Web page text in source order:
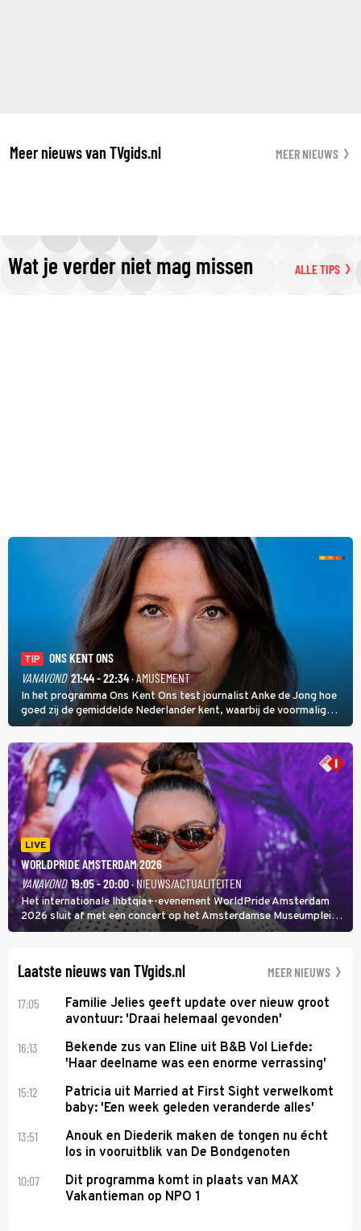
Meer nieuws van TVgids.nl MEER NIEUWS
Wat je verder niet mag missen ALLE TIPS
TIP
ONS KENT ONS
VANAVOND 21:44 - 22:34· AMUSEMENT
In het programma Ons Kent Ons test journalist Anke de Jong hoe
goed zij de gemiddelde Nederlander kent, waarbij de voormalig
hoofdredacteur van modebladen Glamour en Elle het samen met
rapper Keizer opneemt tegen Edson da Graça en Marc-Marie
Huijbregts.
LIVE
WORLDPRIDE AMSTERDAM 2026
VANAVOND 19:05 - 20:00· NIEUWS/ACTUALITEITEN
Het internationale lhbtqia+-evenement WorldPride Amsterdam
2026 sluit af met een concert op het Amsterdamse Museumplein.
Anita Doth is een van de optredende artiesten. In de jaren 90
Laatste nieuws van TVgids.nl MEER NIEUWS
17:05
Familie Jelies geeft update over nieuw groot
avontuur: 'Draai helemaal gevonden'
16:13
Bekende zus van Eline uit B&B Vol Liefde:
'Haar deelname was een enorme verrassing'
15:12
Patricia uit Married at First Sight verwelkomt
baby: 'Een week geleden veranderde alles'
13:51
Anouk en Diederik maken de tongen nu écht
los in vooruitblik van De Bondgenoten
10:07
Dit programma komt in plaats van MAX
Vakantieman op NPO 1